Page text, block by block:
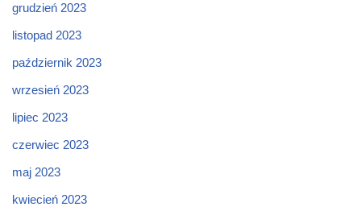
grudzień 2023
listopad 2023
październik 2023
wrzesień 2023
lipiec 2023
czerwiec 2023
maj 2023
kwiecień 2023